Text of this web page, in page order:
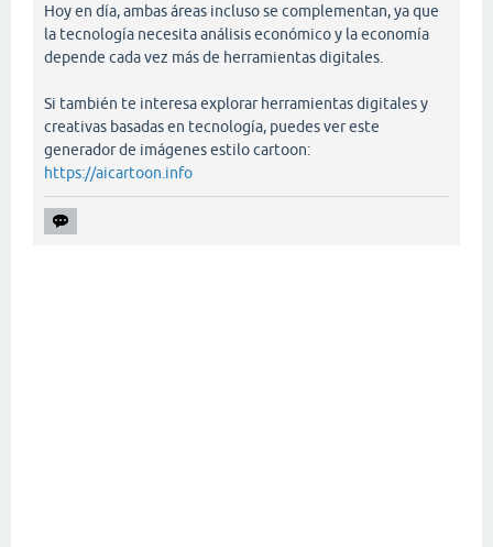
Hoy en día, ambas áreas incluso se complementan, ya que
la tecnología necesita análisis económico y la economía
depende cada vez más de herramientas digitales.
Si también te interesa explorar herramientas digitales y
creativas basadas en tecnología, puedes ver este
generador de imágenes estilo cartoon:
https://aicartoon.info